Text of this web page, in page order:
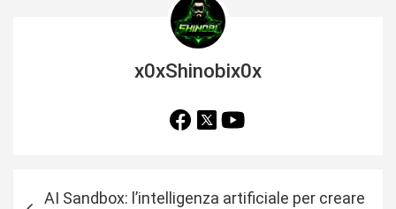
x0xShinobix0x
AI Sandbox: l’intelligenza artificiale per creare